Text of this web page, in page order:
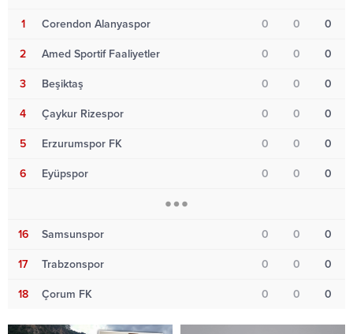
1 Corendon Alanyaspor 0 0 0
2 Amed Sportif Faaliyetler 0 0 0
3 Beşiktaş 0 0 0
4 Çaykur Rizespor 0 0 0
5 Erzurumspor FK 0 0 0
6 Eyüpspor 0 0 0
16 Samsunspor 0 0 0
17 Trabzonspor 0 0 0
18 Çorum FK 0 0 0